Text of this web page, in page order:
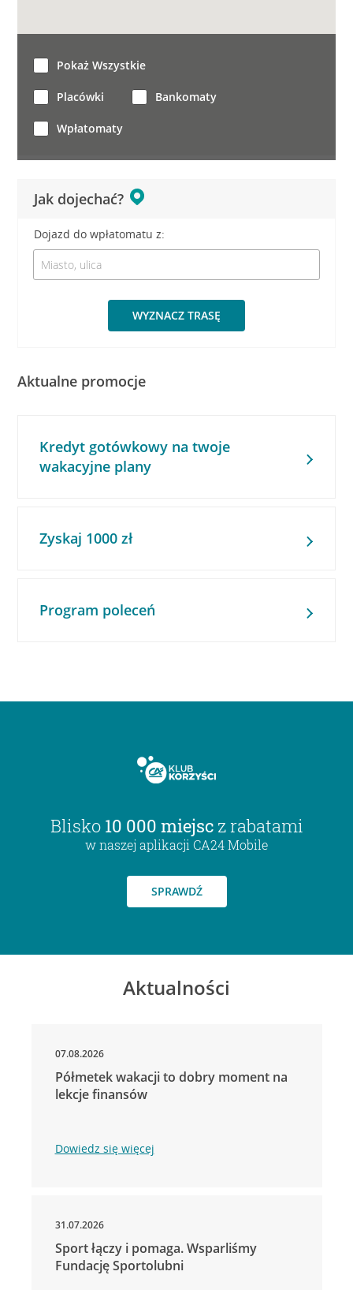
Jak dojechać?
Dojazd do wpłatomatu z:
WYZNACZ TRASĘ
Pokaż Wszystkie
Placówki Bankomaty
Wpłatomaty
Aktualne promocje
Kredyt gotówkowy na twoje
wakacyjne plany
Zyskaj 1000 zł
Program poleceń
Blisko 10 000 miejsc z rabatami
w naszej aplikacji CA24 Mobile
SPRAWDŹ
Aktualności
07.08.2026
Półmetek wakacji to dobry moment na
lekcje finansów
Dowiedz się więcej
31.07.2026
Sport łączy i pomaga. Wsparliśmy
Fundację Sportolubni